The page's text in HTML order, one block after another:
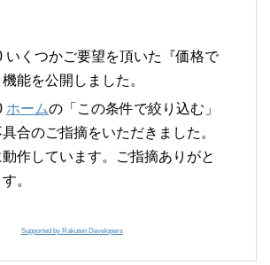
いくつかご要望を頂いた『価格で
能を公開しました。
ホームの「この条件で絞り込む」
合のご指摘をいただきました。
作しています。ご指摘ありがと
。
Supported by Rakuten Developers